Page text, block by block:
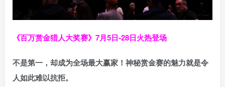
《百万赏金猎人大奖赛》 7月5日-28日火热登场
不是第一，却成为全场最大赢家！神秘赏金赛的魅力就是令
人如此难以抗拒。